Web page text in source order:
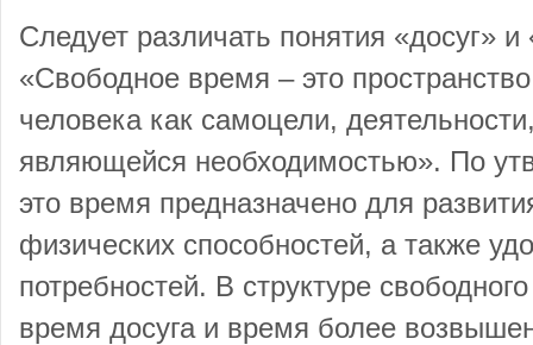
Следует различать понятия «досуг»
«Свободное время – это
человека как самоцели,
являющейся необходимостью». По
это время предназначено для
физических способностей, а также
потребностей. В структуре
время досуга и время более